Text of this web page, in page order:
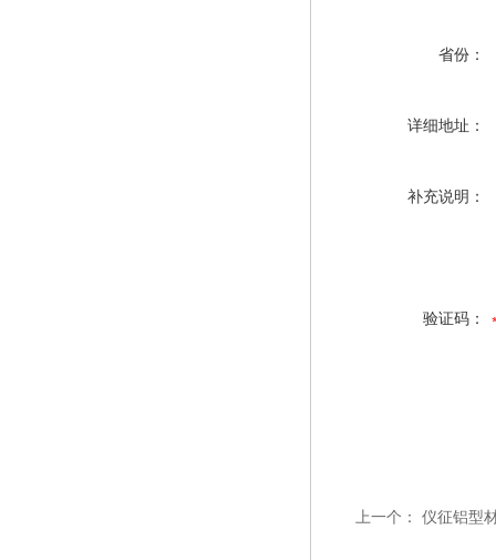
省份：
详细地址：
补充说明：
验证码：
上一个： 仪征铝型